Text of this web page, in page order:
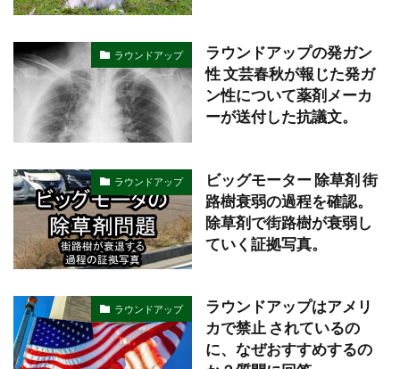
ラウンドアップ
ラウンドアップの発ガン
性 文芸春秋が報じた発ガ
ン性について薬剤メーカ
ーが送付した抗議文。
ラウンドアップ
ビッグモーター 除草剤 街
路樹衰弱の過程を確認。
除草剤で街路樹が衰弱し
ていく証拠写真。
ラウンドアップ
ラウンドアップはアメリ
カで禁止 されているの
に、なぜおすすめするの